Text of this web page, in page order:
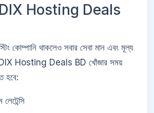
Hosting Deals
কোম্পানি থাকলেও সবার সেবা মান এবং মূল্য
Hosting Deals BD খোঁজার সময়
হবে: